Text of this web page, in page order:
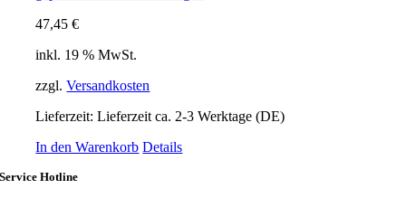
können
47,45€
inkl. 19 % MwSt.
zzgl.Versandkosten
Lieferzeit:Lieferzeit ca. 2-3 Werktage (DE)
In den Warenkorb Details
Service Hotline